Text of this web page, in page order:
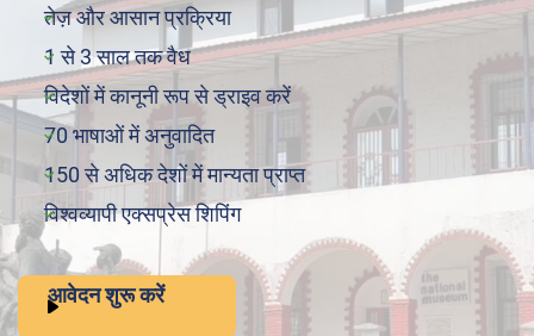
तेज़ और आसान प्रक्रिया
1 से 3 साल तक वैध
विदेशों में कानूनी रूप से ड्राइव करें
70 भाषाओं में अनुवादित
150 से अधिक देशों में मान्यता प्राप्त
विश्वव्यापी एक्सप्रेस शिपिंग
आवेदन शुरू करें